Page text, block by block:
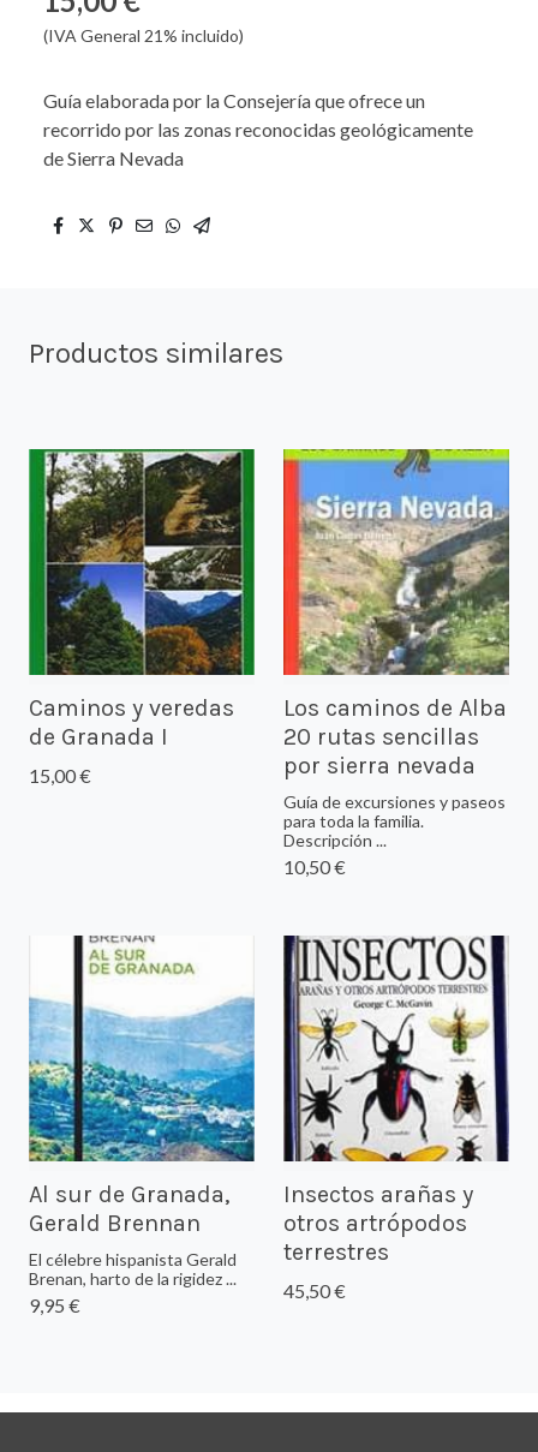
(IVA General 21% incluido)
Guía elaborada por la Consejería que ofrece un
recorrido por las zonas reconocidas geológicamente
de Sierra Nevada
Productos similares
Caminos y veredas
de Granada I
15,00 €
Los caminos de Alba
20 rutas sencillas
por sierra nevada
Guía de excursiones y paseos
para toda la familia.
Descripción ...
10,50 €
Al sur de Granada,
Gerald Brennan
El célebre hispanista Gerald
Brenan, harto de la rigidez ...
9,95 €
Insectos arañas y
otros artrópodos
terrestres
45,50 €